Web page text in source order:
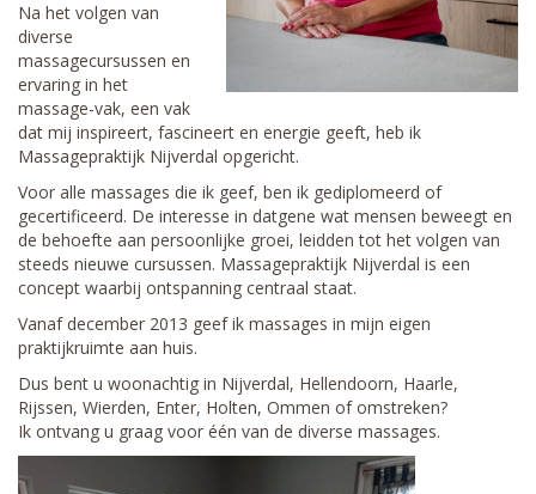
Na het volgen van
diverse
massagecursussen en
ervaring in het
massage-vak, een vak
dat mij inspireert, fascineert en energie geeft, heb ik
Massagepraktijk Nijverdal opgericht.
Voor alle massages die ik geef, ben ik gediplomeerd of
gecertificeerd. De interesse in datgene wat mensen beweegt en
de behoefte aan persoonlijke groei, leidden tot het volgen van
steeds nieuwe cursussen. Massagepraktijk Nijverdal is een
concept waarbij ontspanning centraal staat.
Vanaf december 2013 geef ik massages in mijn eigen
praktijkruimte aan huis.
Dus bent u woonachtig in Nijverdal, Hellendoorn, Haarle,
Rijssen, Wierden, Enter, Holten, Ommen of omstreken?
Ik ontvang u graag voor één van de diverse massages.